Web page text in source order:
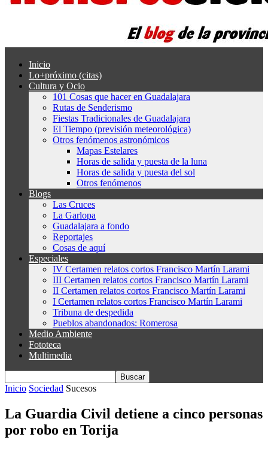
Inicio
Lo+próximo (citas)
Cultura y Ocio
101 Cosas que hacer en Guadalajara
Rutas de Senderismo
Fiestas Tradicionales de Guadalajara
El Tiempo (previsión meteorológica)
Otros fenómenos astronómicos
Mapas Estelares
Horas de salida y puesta de la luna
Horas de salida y puesta del sol
Otros fenómenos
Blogs
Las Cruces
La Garlopa
Guadalajara a fondo
Reportajes
Cosas de aquí
Especiales
IV Certamen relatos cortos Francisco Martín Larami
III Certamen relatos cortos Francisco Martín Larami
II Certamen relatos cortos Francisco Martín Larami
I Certamen relatos cortos Francisco Martín Larami
Tribuna de despedida
Pueblos abandonados: Romerosa
Medio Ambiente
Fototeca
Multimedia
Inicio Sociedad Sucesos
La Guardia Civil detiene a cinco personas
por robo en Torija